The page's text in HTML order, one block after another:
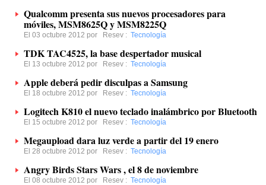
Qualcomm presenta sus nuevos procesadores para
móviles, MSM8625Q y MSM8225Q
El 03 octubre 2012 por Resev : Tecnología
TDK TAC4525, la base despertador musical
El 13 octubre 2012 por Resev : Tecnología
Apple deberá pedir disculpas a Samsung
El 18 octubre 2012 por Resev : Tecnología
Logitech K810 el nuevo teclado inalámbrico por Bluetooth
El 15 octubre 2012 por Resev : Tecnología
Megaupload dara luz verde a partir del 19 enero
El 28 octubre 2012 por Resev : Tecnología
Angry Birds Stars Wars , el 8 de noviembre
El 08 octubre 2012 por Resev : Tecnología